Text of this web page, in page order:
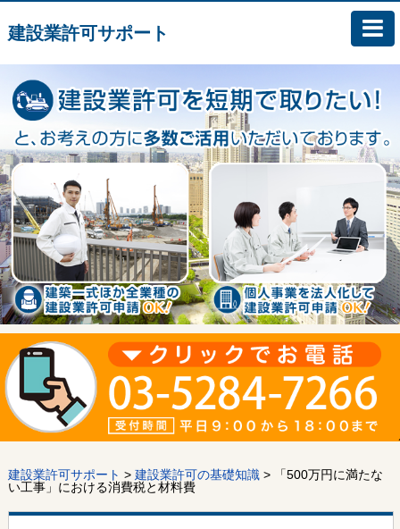
建設業許可サポート
建設業許可サポート > 建設業許可の基礎知識> 「500万円に満たな
い工事」における消費税と材料費